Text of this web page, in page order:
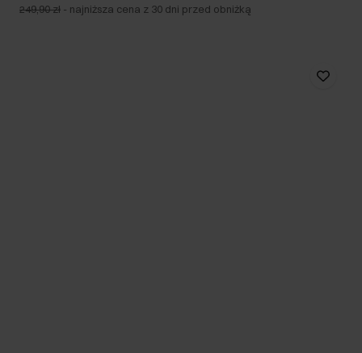
249,90 zł - najniższa cena z 30 dni przed obniżką